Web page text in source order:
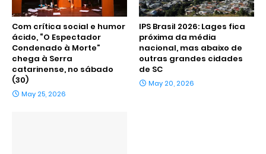
Com crítica social e humor
ácido, “O Espectador
Condenado à Morte”
chega à Serra
catarinense, no sábado
(30)
May 25, 2026
IPS Brasil 2026: Lages fica
próxima da média
nacional, mas abaixo de
outras grandes cidades
de SC
May 20, 2026